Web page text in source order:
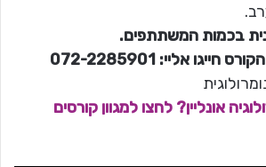
בכמות המשתתפים.
אליי: 072-2285901
אונליין? לחצו למגוון קורסים